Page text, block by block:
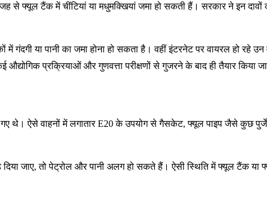
से फ्यूल टैंक में चींटियां या मधुमक्खियां जमा हो सकती हैं। सरकार ने इन
या पानी का जमा होना हो सकता है। वहीं इंटरनेट पर वायरल हो रहे उन
औद्योगिक प्रक्रियाओं और गुणवत्ता परीक्षणों से गुजरने के बाद ही तैयार किया
गए थे। ऐसे वाहनों में लगातार E20 के उपयोग से गैसकेट, फ्यूल पाइप जैसे
जाए, तो पेट्रोल और पानी अलग हो सकते हैं। ऐसी स्थिति में फ्यूल टैंक